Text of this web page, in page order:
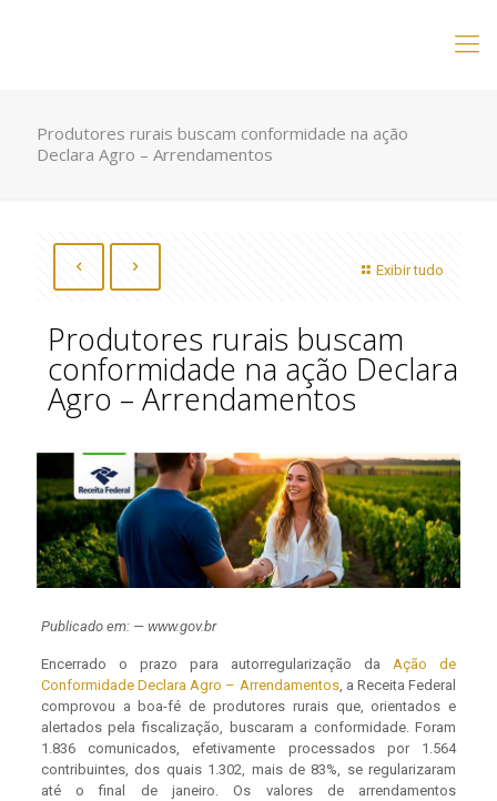
Produtores rurais buscam conformidade na ação
Declara Agro – Arrendamentos
Exibir tudo
Produtores rurais buscam
conformidade na ação Declara
Agro – Arrendamentos
Publicado em: — www.gov.br
Encerrado o prazo para autorregularização daAção de
Conformidade Declara Agro – Arrendamentos, a Receita Federal
comprovou a boa-fé de produtores rurais que, orientados e
alertados pela fiscalização, buscaram a conformidade. Foram
1.836 comunicados, efetivamente processados por 1.564
contribuintes, dos quais 1.302, mais de 83%, se regularizaram
até o final de janeiro. Os valores de arrendamentos